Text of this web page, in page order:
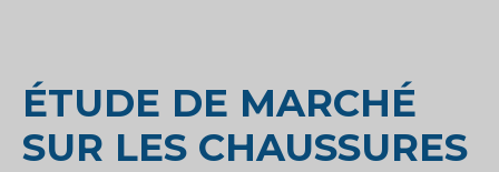
ÉTUDE DE MARCHÉ
SUR LES CHAUSSURES